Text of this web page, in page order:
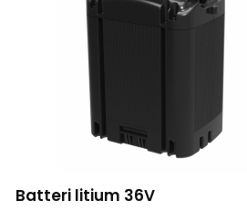
Batteri litium 36V